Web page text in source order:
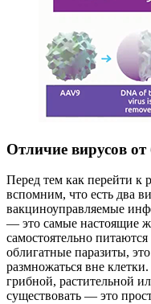
Отличие вирусов от
Перед тем как перейти к
вспомним, что есть два
вакциноуправляемые
— это самые настоящие
самостоятельно
облигатные паразиты,
размножаться вне
грибной, растительной
существовать — это